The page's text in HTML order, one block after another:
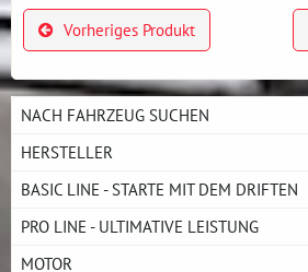
Vorheriges Produkt
NACH FAHRZEUG SUCHEN
HERSTELLER
BASIC LINE - STARTE MIT DEM DRIFTEN
PRO LINE - ULTIMATIVE LEISTUNG
MOTOR